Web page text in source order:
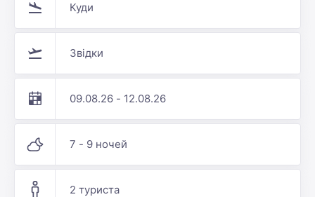
Куди
Звідки
09.08.26 - 12.08.26
7 - 9 ночей
2 туриста